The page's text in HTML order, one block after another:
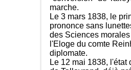
marche.
Le 3 mars 1838, le
prononce sans
des Sciences
l'Eloge du comte
diplomate.
Le 12 mai 1838, l'état